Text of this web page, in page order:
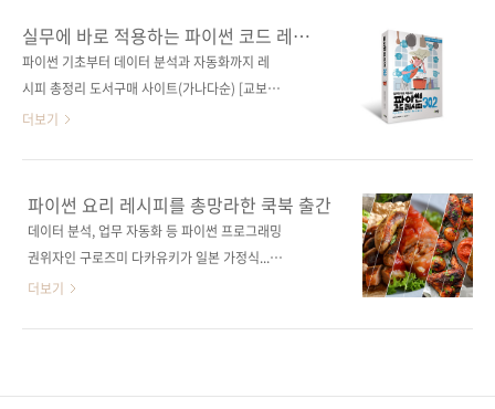
이블이다. 도서 구매 사이트(가나다순) [교보문
고] [도서11번가] [알라딘] [예스이십사] [인
터파크] [쿠팡] 전자책 구매 사이트(가나다순..
데이터프레임 패키지 DataFrames.jl의 리드 개
발자가 직접 쓴 책입니다. 이 책은 줄리아 언어
기초부터 설명하므로, 적어도 데이터 분석이 목
래된 프로그래밍+언어 입문서인 [줄리아를 생각
하다]를 따로 볼 이유가 없어졌습니다. 물론 파이
험이 있다면 더 잘 이해할 수 있습니다. 다른 언
어에서 성능을 위해 동원했던 그 모든 꼼수가 줄
리아에서는 필요 없다는 걸 알게 되는 순간마다
짜릿..
실무에 바로 적용하는 파이썬 코드 레시피
302
파이썬 기초부터 데이터 분석과 자동화까지 레
시피 총정리 도서구매 사이트(가나다순) [교보문
고] [도서11번가] [알라딘] [예스이십사] [인터파
사] 출판사 제이펍 저작권사 기술평론사 원서명
Pythonコードレシピ集(9784297118617)
도서명 실무에 바로 적용하는 파이썬 코드 레시
옮긴이 김모세 감수자 (없음) 시리즈 (없음) 출판
일 2022. 04. 18 페이지 544쪽 판 형 크라운판
더보기
파이썬 요리 레시피를 총망라한 쿡북 출간
데이터 분석, 업무 자동화 등 파이썬 프로그래밍
권위자인 구로즈미 다카유키가 일본 가정식...이
아니라 현대식 파이썬 요리 레시피 302가지를
더보기